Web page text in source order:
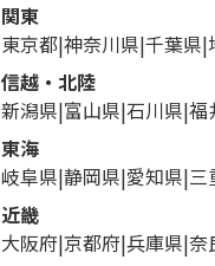
関東
東京都 神奈川県 千葉県
信越・北陸
新潟県 富山県 石川県 福
東海
岐阜県 静岡県 愛知県 三
近畿
大阪府 京都府 兵庫県 奈